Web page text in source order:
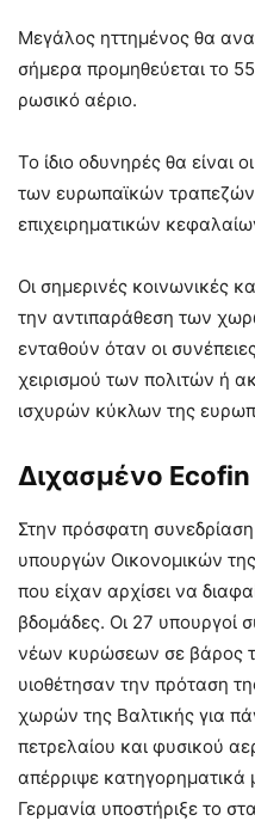
Μεγάλος ηττημένος θα
σήμερα προμηθεύεται το
ρωσικό αέριο.
Το ίδιο οδυνηρές θα είναι
των ευρωπαϊκών τραπεζών
επιχειρηματικών
Οι σημερινές κοινωνικές
την αντιπαράθεση των
ενταθούν όταν οι
χειρισμού των πολιτών ή
ισχυρών κύκλων της
Διχασμένο Ecofin
Στην πρόσφατη
υπουργών Οικονομικών
που είχαν αρχίσει να
βδομάδες. Οι 27 υπουργοί
νέων κυρώσεων σε βάρος
υιοθέτησαν την πρόταση
χωρών της Βαλτικής για
πετρελαίου και φυσικού
απέρριψε κατηγορηματικά
Γερμανία υποστήριξε το